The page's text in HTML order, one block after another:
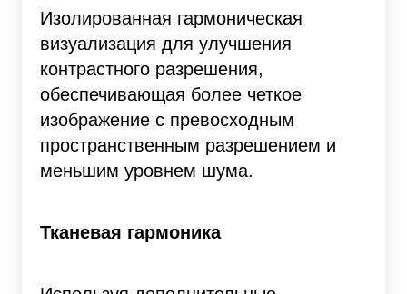
Изолированная гармоническая
визуализация для улучшения
контрастного разрешения,
обеспечивающая более четкое
изображение с превосходным
пространственным разрешением и
меньшим уровнем шума.
Тканевая гармоника